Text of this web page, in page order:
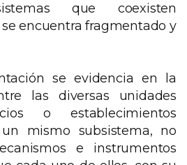
que coexisten
encuentra fragmentado y
se evidencia en la
las diversas unidades
o establecimientos
mismo subsistema, no
e instrumentos